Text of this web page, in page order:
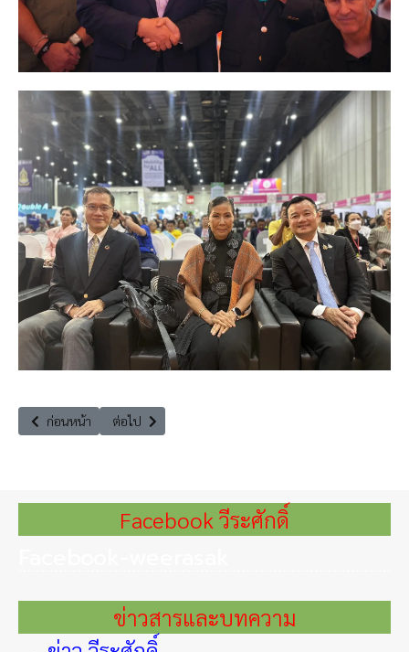
เนื้อหาก่อนหน้า: ประชุมวิชาการ (Mini-symposium) สานพลังไทย รับมือสัง
ก่อนหน้า เนื้อหาถัดไป: เชิญชวนเที่ยวงาน เพื่อนพึ่ง (ภาฯ) เฉลิมพระ
ต่อไป
Facebook วีระศักดิ์
ข่าวสารและบทความ